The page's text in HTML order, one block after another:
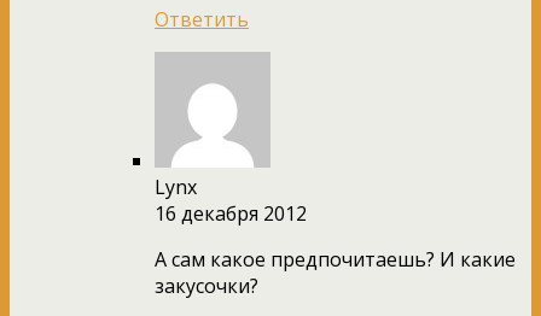
Ответить
Lynx
16 декабря 2012
А сам какое предпочитаешь? И какие
закусочки?